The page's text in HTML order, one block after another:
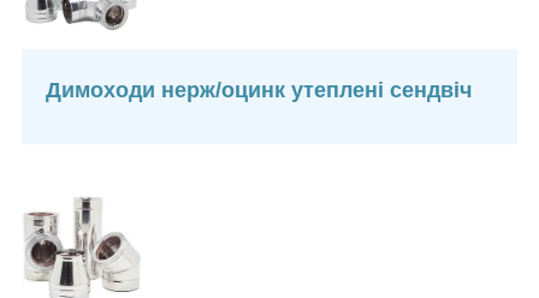
Димоходи нерж/оцинк утеплені сендвіч